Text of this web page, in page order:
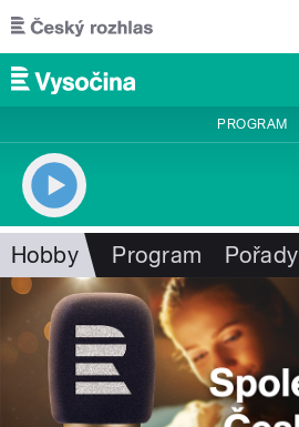
Přejít k hlavnímu obsahu
PROGRAM
Hobby Program Pořady